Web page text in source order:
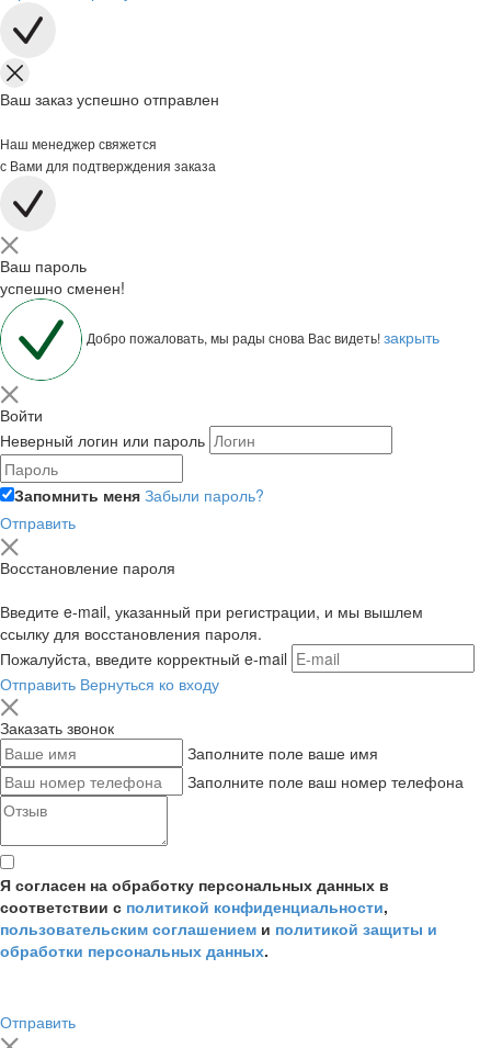
Ваш заказ успешно отправлен
Наш менеджер свяжется
с Вами для подтверждения заказа
Ваш пароль
успешно сменен!
Добро пожаловать, мы рады снова Вас видеть!закрыть
Войти
Неверный логин или пароль
Запомнить меня Забыли пароль?
Отправить
Восстановление пароля
Введите e-mail, указанный при регистрации, и мы вышлем
ссылку для восстановления пароля.
Пожалуйста, введите корректный e-mail
Отправить Вернуться ко входу
Заказать звонок
Заполните поле ваше имя
Заполните поле ваш номер телефона
Я согласен на обработку персональных данных в
соответствии с политикой конфиденциальности,
пользовательским соглашением и политикой защиты и
обработки персональных данных.
Отправить